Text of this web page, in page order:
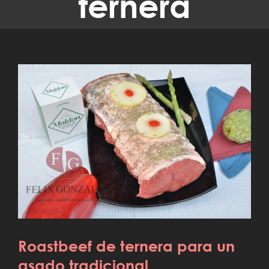
Roastbeef de ternera para un asado
tradicional
Roastbeef de ternera para un
asado tradicional